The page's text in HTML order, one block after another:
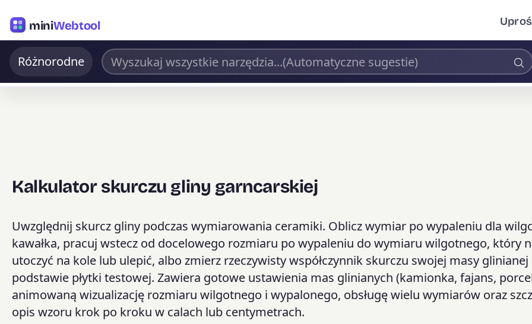
miniWebtool
Różnorodne
Kalkulator skurczu gliny garncarskiej
Uwzględnij skurcz gliny podczas wymiarowania ceramiki. Oblicz wymiar po wypaleniu dla
kawałka, pracuj wstecz od docelowego rozmiaru po wypaleniu do wymiaru wilgotnego, który
utoczyć na kole lub ulepić, albo zmierz rzeczywisty współczynnik skurczu swojej masy glinianej
podstawie płytki testowej. Zawiera gotowe ustawienia mas glinianych (kamionka, fajans,
animowaną wizualizację rozmiaru wilgotnego i wypalonego, obsługę wielu wymiarów oraz
opis wzoru krok po kroku w calach lub centymetrach.